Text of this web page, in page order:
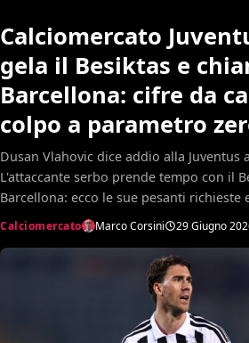
Calciomercato
gela il Besiktas e
Barcellona: cifre da
colpo a parametro
Dusan Vlahovic dice addio alla Juventus
L'attaccante serbo prende tempo con il
Barcellona: ecco le sue pesanti richieste
Calciomercato Marco Corsini 29 Giugno